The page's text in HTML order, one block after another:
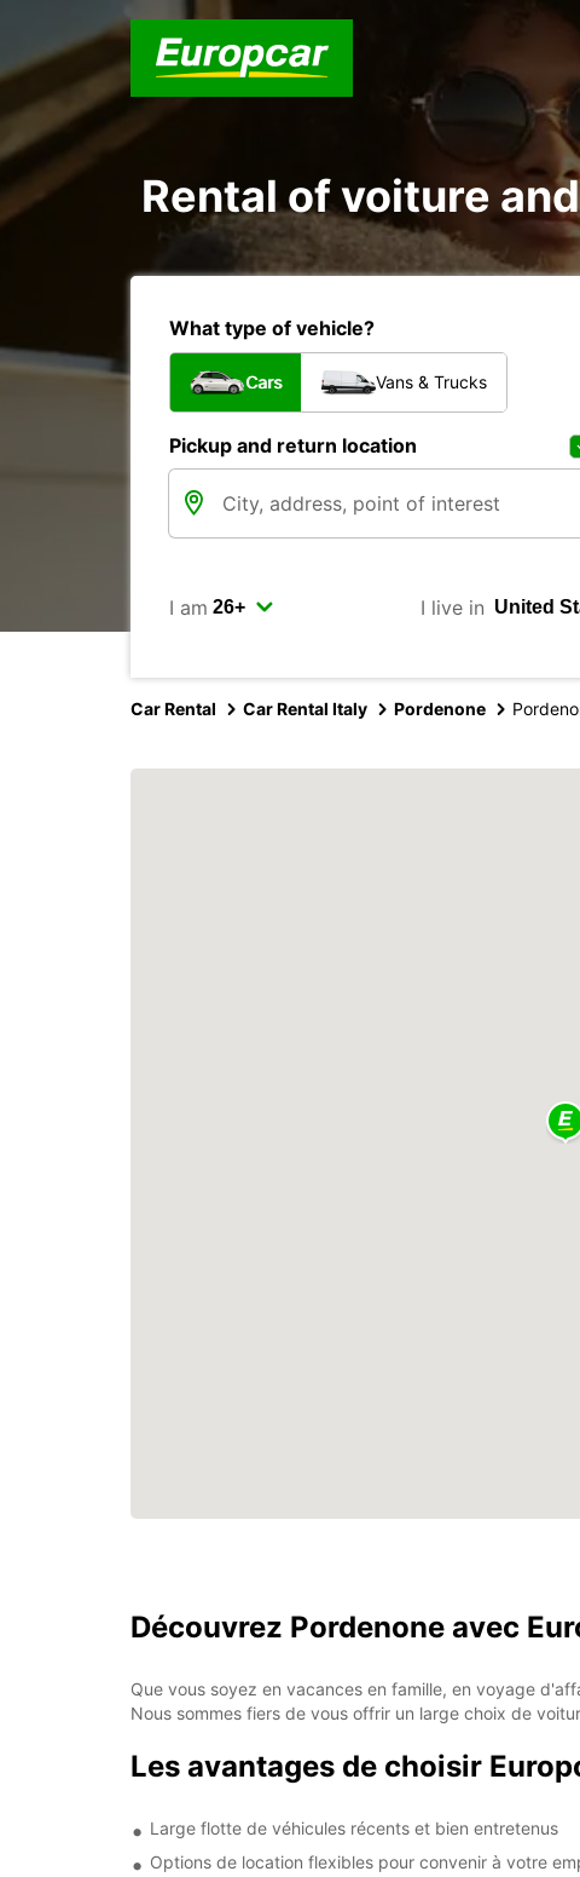
Rental of voiture
What type of vehicle?
Cars Vans & Trucks
Pickup and return location
I am I live in
Car Rental Car Rental Italy Pordenone
Découvrez Pordenone avec
Que vous soyez en vacances en famille, en voyage
Nous sommes fiers de vous offrir un large choix de
Les avantages de choisir
Large flotte de véhicules récents et bien entretenus
Options de location flexibles pour convenir à votre